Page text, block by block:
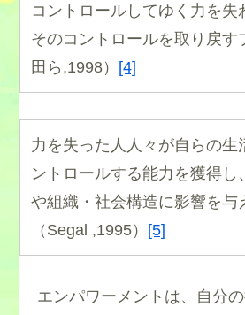
コントロールしてゆく力を失
そのコントロールを取り戻す
田ら,1998） [4]
力を失った人人々が自らの生
ントロールする能力を獲得し
や組織・社会構造に影響を与
（Segal ,1995） [5]
エンパワーメントは、自分